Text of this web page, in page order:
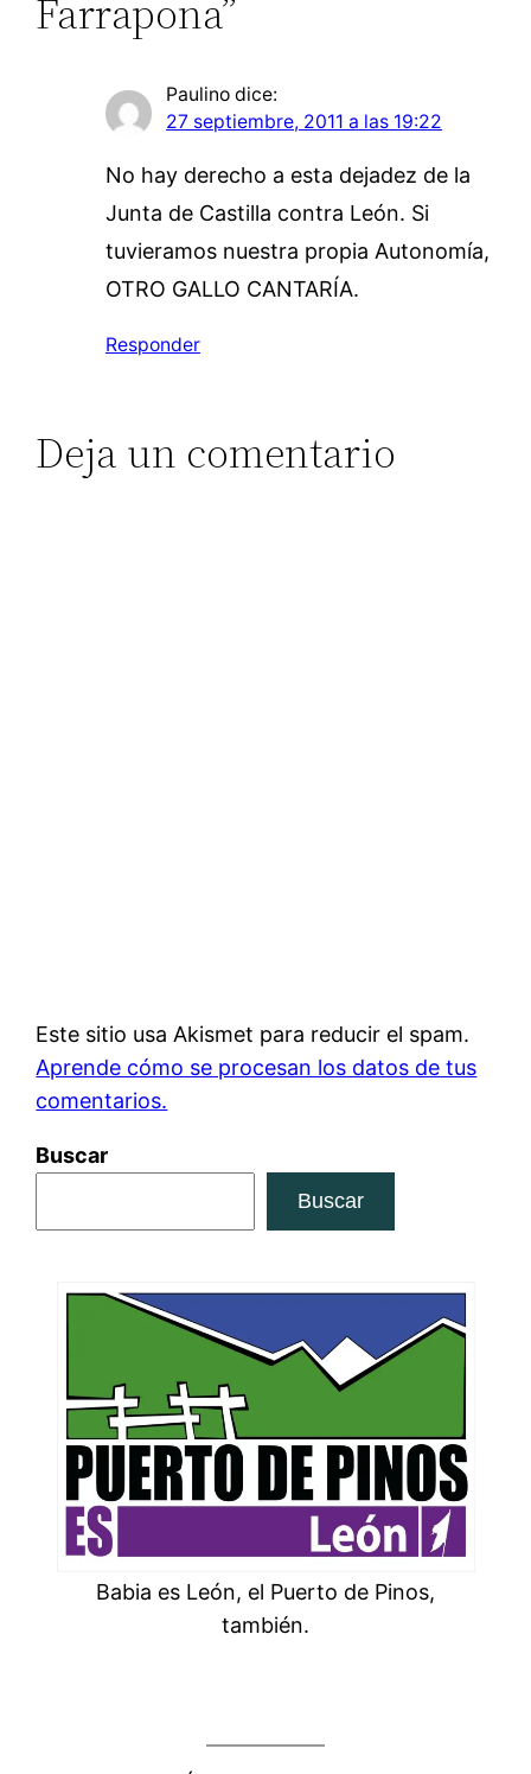
Farrapona”
Paulino dice:
27 septiembre, 2011 a las 19:22
No hay derecho a esta dejadez de la
Junta de Castilla contra León. Si
tuvieramos nuestra propia Autonomía,
OTRO GALLO CANTARÍA.
Responder
Deja un comentario
Este sitio usa Akismet para reducir el spam.
Aprende cómo se procesan los datos de tus
comentarios.
Buscar
Buscar
Babia es León, el Puerto de Pinos,
también.